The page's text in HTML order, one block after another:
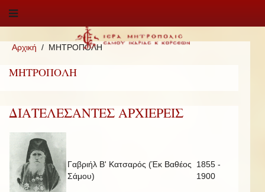
Αρχική ΜΗΤΡΟΠΟΛΗ
ΜΗΤΡΟΠΟΛΗ
ΔΙΑΤΕΛΕΣΑΝΤΕΣ ΑΡΧΙΕΡΕΙΣ
Γαβριήλ Β' Κατσαρός (Έκ Βαθέος
Σάμου)
1855 -
1900